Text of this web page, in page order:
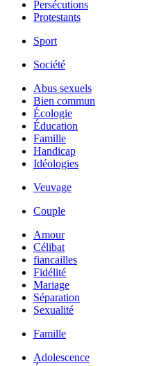
Persécutions
Protestants
Sport
Société
Abus sexuels
Bien commun
Écologie
Éducation
Famille
Handicap
Idéologies
Veuvage
Couple
Amour
Célibat
fiancailles
Fidélité
Mariage
Séparation
Sexualité
Famille
Adolescence